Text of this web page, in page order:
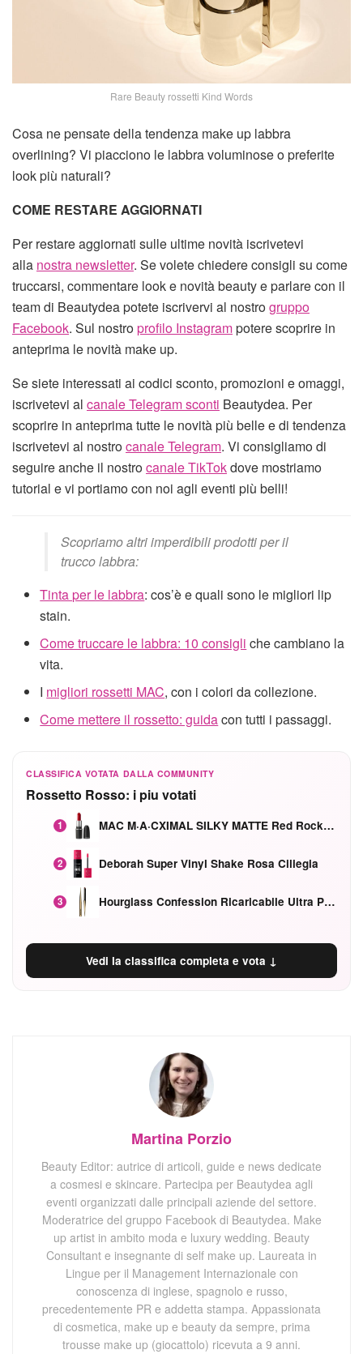
Rare Beauty rossetti Kind Words
Cosa ne pensate della tendenza make up labbra
overlining? Vi piacciono le labbra voluminose o preferite
look più naturali?
COME RESTARE AGGIORNATI
Per restare aggiornati sulle ultime novità iscrivetevi
alla nostra newsletter. Se volete chiedere consigli su come
truccarsi, commentare look e novità beauty e parlare con il
team di Beautydea potete iscrivervi al nostrogruppo
Facebook. Sul nostroprofilo Instagrampotere scoprire in
anteprima le novità make up.
Se siete interessati ai codici sconto, promozioni e omaggi,
iscrivetevi al canale Telegram sconti Beautydea. Per
scoprire in anteprima tutte le novità più belle e di tendenza
iscrivetevi al nostrocanale Telegram. Vi consigliamo di
seguire anche il nostrocanale TikTokdove mostriamo
tutorial e vi portiamo con noi agli eventi più belli!
Scopriamo altri imperdibili prodotti per il
trucco labbra:
Tinta per le labbra: cos’è e quali sono le migliori lip
stain.
Come truccare le labbra: 10 consigli che cambiano la
vita.
I migliori rossetti MAC, con i colori da collezione.
Come mettere il rossetto: guidacon tutti i passaggi.
CLASSIFICA VOTATA DALLA COMMUNITY
Rossetto Rosso: i piu votati
1 MAC M·A·CXIMAL SILKY MATTE Red Rock mat
2 Deborah Super Vinyl Shake Rosa Ciliegia
3 Hourglass Confession Ricaricabile Ultra Preciso Ad Alta Intensità Secretly Classic Red
Vedi la classifica completa e vota ↓
Martina Porzio
Beauty Editor: autrice di articoli, guide e news dedicate
a cosmesi e skincare. Partecipa per Beautydea agli
eventi organizzati dalle principali aziende del settore.
Moderatrice del gruppo Facebook di Beautydea. Make
up artist in ambito moda e luxury wedding. Beauty
Consultant e insegnante di self make up. Laureata in
Lingue per il Management Internazionale con
conoscenza di inglese, spagnolo e russo,
precedentemente PR e addetta stampa. Appassionata
di cosmetica, make up e beauty da sempre, prima
trousse make up (giocattolo) ricevuta a 9 anni.